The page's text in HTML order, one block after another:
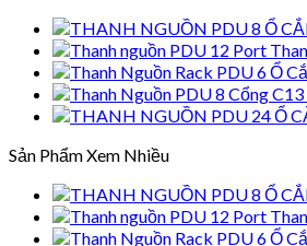
Sản Phẩm Xem Nhiều